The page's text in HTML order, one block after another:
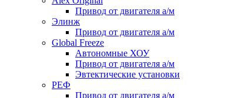
Привод от двигателя а/м
Элинж
Привод от двигателя а/м
Global Freeze
Автономные ХОУ
Привод от двигателя а/м
Эвтектические установки
РЕФ
Привод от двигателя а/м